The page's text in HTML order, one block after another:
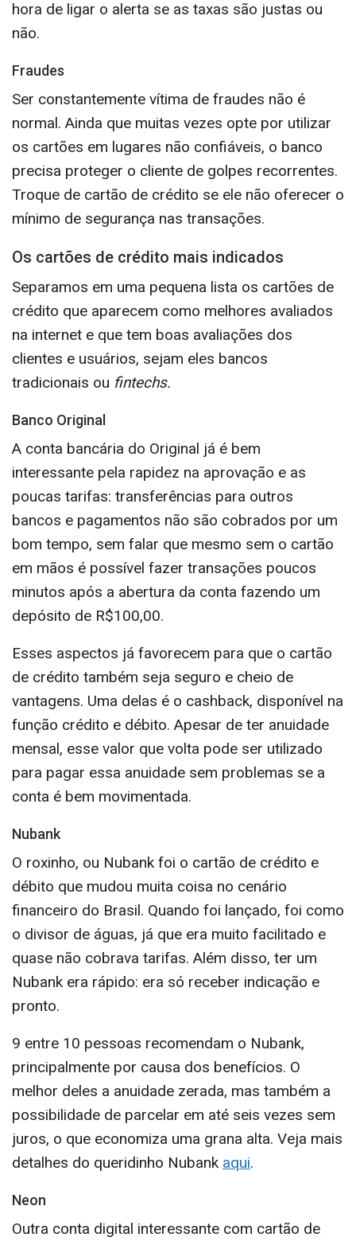
hora de ligar o alerta se as taxas são justas ou
não.
Fraudes
Ser constantemente vítima de fraudes não é
normal. Ainda que muitas vezes opte por utilizar
os cartões em lugares não confiáveis, o banco
precisa proteger o cliente de golpes recorrentes.
Troque de cartão de crédito se ele não oferecer o
mínimo de segurança nas transações.
Os cartões de crédito mais indicados
Separamos em uma pequena lista os cartões de
crédito que aparecem como melhores avaliados
na internet e que tem boas avaliações dos
clientes e usuários, sejam eles bancos
tradicionais ou fintechs.
Banco Original
A conta bancária do Original já é bem
interessante pela rapidez na aprovação e as
poucas tarifas: transferências para outros
bancos e pagamentos não são cobrados por um
bom tempo, sem falar que mesmo sem o cartão
em mãos é possível fazer transações poucos
minutos após a abertura da conta fazendo um
depósito de R$100,00.
Esses aspectos já favorecem para que o cartão
de crédito também seja seguro e cheio de
vantagens. Uma delas é o cashback, disponível na
função crédito e débito. Apesar de ter anuidade
mensal, esse valor que volta pode ser utilizado
para pagar essa anuidade sem problemas se a
conta é bem movimentada.
Nubank
O roxinho, ou Nubank foi o cartão de crédito e
débito que mudou muita coisa no cenário
financeiro do Brasil. Quando foi lançado, foi como
o divisor de águas, já que era muito facilitado e
quase não cobrava tarifas. Além disso, ter um
Nubank era rápido: era só receber indicação e
pronto.
9 entre 10 pessoas recomendam o Nubank,
principalmente por causa dos benefícios. O
melhor deles a anuidade zerada, mas também a
possibilidade de parcelar em até seis vezes sem
juros, o que economiza uma grana alta. Veja mais
detalhes do queridinho Nubank aqui.
Neon
Outra conta digital interessante com cartão de